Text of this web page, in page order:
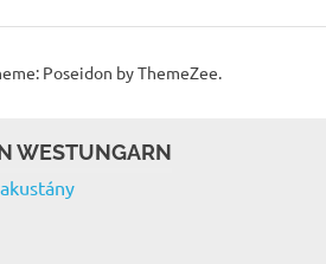
Poseidon by ThemeZee.
WESTUNGARN